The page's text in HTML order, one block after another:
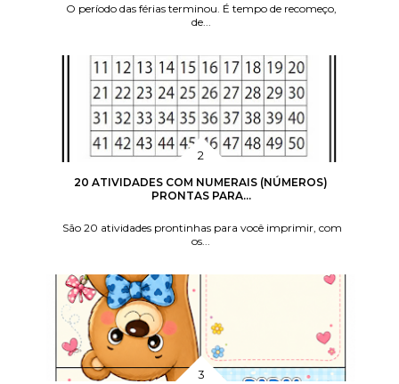
O período das férias terminou. É tempo de recomeço,
de...
20 ATIVIDADES COM NUMERAIS (NÚMEROS)
PRONTAS PARA...
São 20 atividades prontinhas para você imprimir, com
os...